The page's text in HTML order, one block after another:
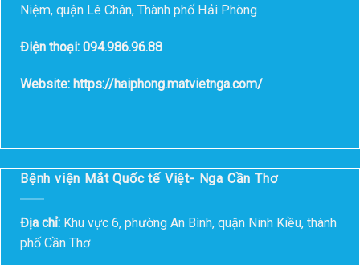
Niệm, quận Lê Chân, Thành phố Hải Phòng
Điện thoại: 094.986.96.88
Website: https://haiphong.matvietnga.com/
Bệnh viện Mắt Quốc tế Việt- Nga Cần Thơ
Địa chỉ: Khu vực 6, phường An Bình, quận Ninh Kiều, thành
phố Cần Thơ